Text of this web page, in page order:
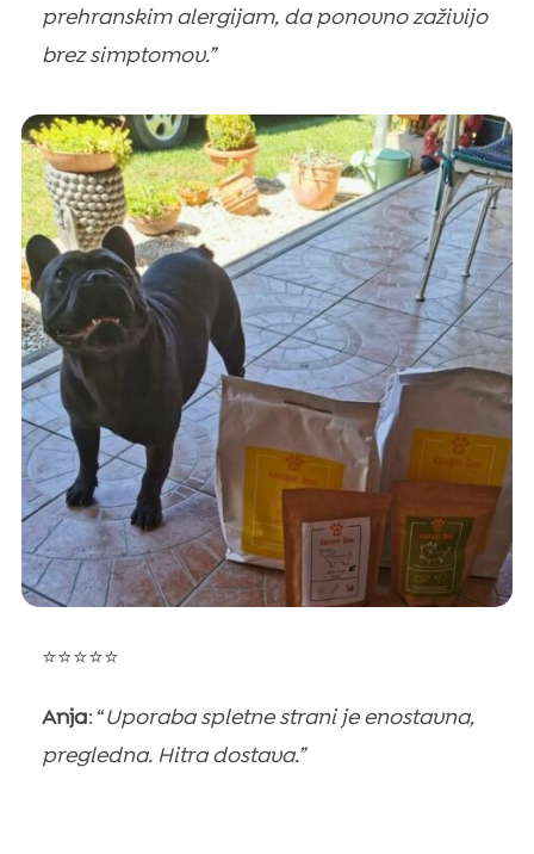
prehranskim alergijam, da ponovno zaživijo
brez simptomov.”
⭐⭐⭐⭐⭐
Anja: “Uporaba spletne strani je enostavna,
pregledna. Hitra dostava.”